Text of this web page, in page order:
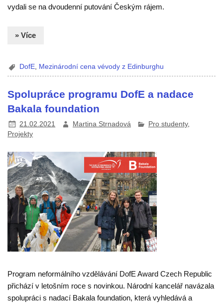
vydali se na dvoudenní putování Českým rájem.
» Více
DofE, Mezinárodní cena vévody z Edinburghu
Spolupráce programu DofE a nadace
Bakala foundation
21.02.2021 Martina Strnadová Pro studenty,
Projekty
Program neformálního vzdělávání DofE Award Czech Republic
přichází v letošním roce s novinkou. Národní kancelář navázala
spolupráci s nadací Bakala foundation, která vyhledává a